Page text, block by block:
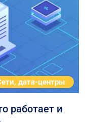
дата-центры
работает и